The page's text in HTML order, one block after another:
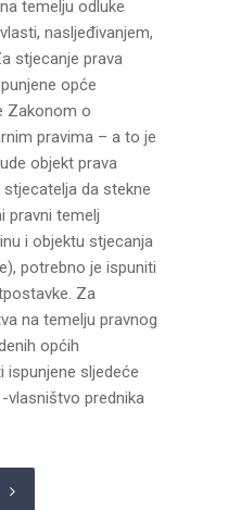
temelju odluke
nasljeđivanjem,
stjecanje prava
opće
Zakonom o
pravima – a to je
objekt prava
da stekne
pravni temelj
i objektu stjecanja
potrebno je ispuniti
Za
na temelju pravnog
općih
ispunjene sljedeće
vlasništvo prednika